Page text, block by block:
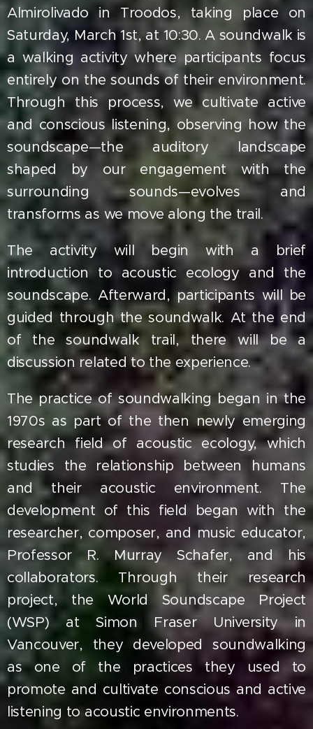
Almirolivado in Troodos, taking place on
Saturday, March 1st, at 10:30. A soundwalk is
a walking activity where participants focus
entirely on the sounds of their environment.
Through this process, we cultivate active
and conscious listening, observing how the
soundscape—the auditory landscape
shaped by our engagement with the
surrounding sounds—evolves and
transforms as we move along the trail.
The activity will begin with a brief
introduction to acoustic ecology and the
soundscape. Afterward, participants will be
guided through the soundwalk. At the end
of the soundwalk trail, there will be a
discussion related to the experience.
The practice of soundwalking began in the
1970s as part of the then newly emerging
research field of acoustic ecology, which
studies the relationship between humans
and their acoustic environment. The
development of this field began with the
researcher, composer, and music educator,
Professor R. Murray Schafer, and his
collaborators. Through their research
project, the World Soundscape Project
(WSP) at Simon Fraser University in
Vancouver, they developed soundwalking
as one of the practices they used to
promote and cultivate conscious and active
listening to acoustic environments.